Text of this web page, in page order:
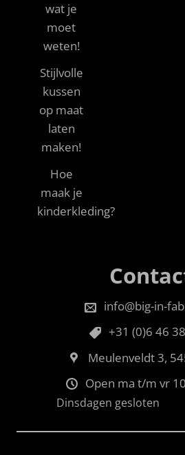
wat je
moet
weten!
Stijlvolle
kussen
op maat
laten
maken!
Hoe
maak je
kinderkleding?
info@big-in-
+31 (0)6 46
Meulenveldt 3,
Open ma t/m vr
Dinsdagen gesloten